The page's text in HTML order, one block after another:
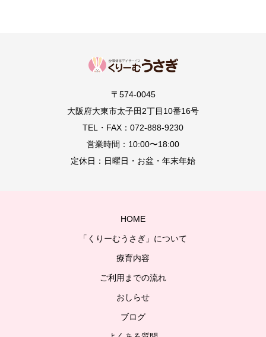
〒574-0045
大阪府大東市太子田2丁目10番16号
TEL・FAX：072-888-9230
営業時間：10:00〜18:00
定休日：日曜日・お盆・年末年始
HOME
「くりーむうさぎ」について
療育内容
ご利用までの流れ
おしらせ
ブログ